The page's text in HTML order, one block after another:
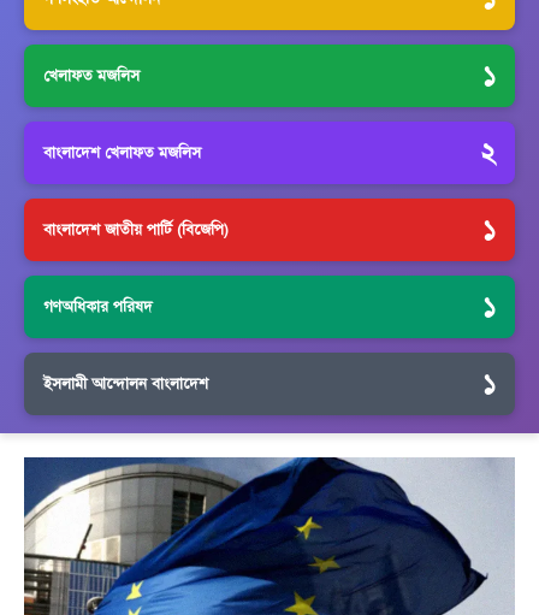
খেলাফত মজলিস ১
বাংলাদেশ খেলাফত মজলিস ২
বাংলাদেশ জাতীয় পার্টি (বিজেপি) ১
গণঅধিকার পরিষদ ১
ইসলামী আন্দোলন বাংলাদেশ ১